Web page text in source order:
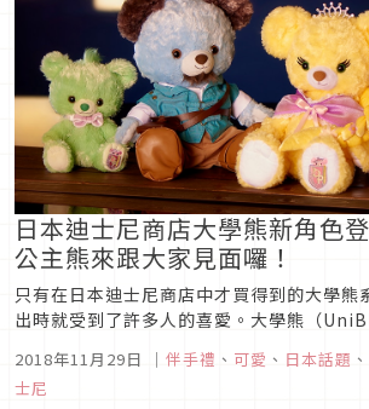
日本迪士尼商店大學熊新角色
公主熊來跟大家見面囉！
只有在日本迪士尼商店中才買得到的大學熊
出時就受到了許多人的喜愛。大學熊（
米奇創作出來的MOCHA（モカ）以及由米
PUDDING（プリン）所讀到的迪士尼公主
2018年11月29日 ｜ 伴手禮 、 可愛 、 日本話題 、
士尼